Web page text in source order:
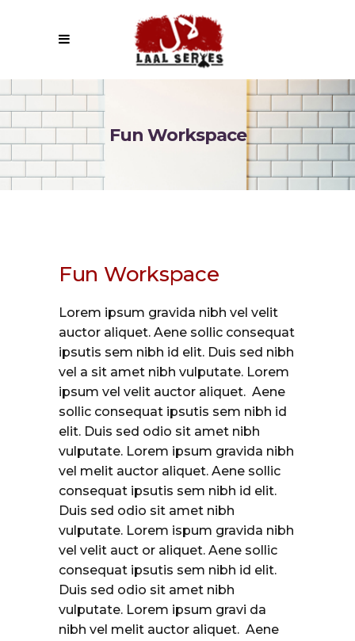
Fun Workspace
Fun Workspace
Lorem ipsum gravida nibh vel velit
auctor aliquet. Aene sollic consequat
ipsutis sem nibh id elit. Duis sed nibh
vel a sit amet nibh vulputate. Lorem
ipsum vel velit auctor aliquet. Aene
sollic consequat ipsutis sem nibh id
elit. Duis sed odio sit amet nibh
vulputate. Lorem ipsum gravida nibh
vel melit auctor aliquet. Aene sollic
consequat ipsutis sem nibh id elit.
Duis sed odio sit amet nibh
vulputate. Lorem ispum gravida nibh
vel velit auct or aliquet. Aene sollic
consequat ipsutis sem nibh id elit.
Duis sed odio sit amet nibh
vulputate. Lorem ipsum gravi da
nibh vel melit auctor aliquet. Aene